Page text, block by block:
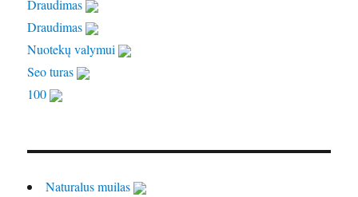
Draudimas
Draudimas
Nuotekų valymui
Seo turas
100
Naturalus muilas